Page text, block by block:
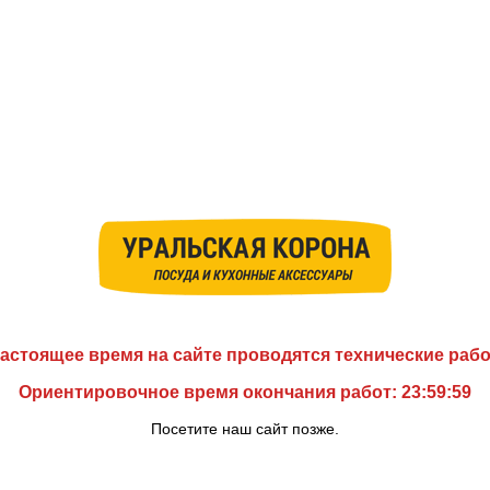
время на сайте проводятся технические
Ориентировочное время окончания работ: 23:59:59
Посетите наш сайт позже.